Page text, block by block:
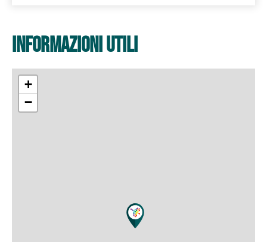
informazioni utili
+
−